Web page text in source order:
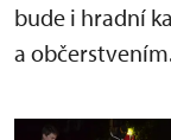
bude i hradní
a